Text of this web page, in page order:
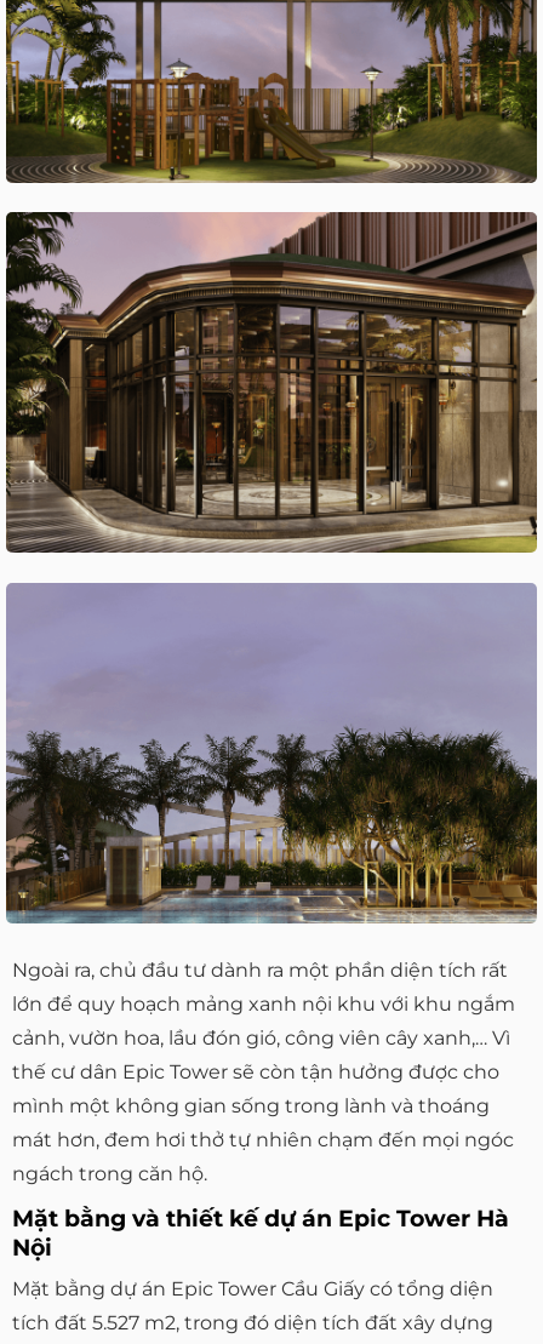
Ngoài ra, chủ đầu tư dành ra một phần diện tích rất
lớn để quy hoạch mảng xanh nội khu với khu ngắm
cảnh, vườn hoa, lầu đón gió, công viên cây xanh,… Vì
thế cư dân Epic Tower sẽ còn tận hưởng được cho
mình một không gian sống trong lành và thoáng
mát hơn, đem hơi thở tự nhiên chạm đến mọi ngóc
ngách trong căn hộ.
Mặt bằng và thiết kế dự án Epic Tower Hà
Nội
Mặt bằng dự án Epic Tower Cầu Giấy có tổng diện
tích đất 5.527 m2, trong đó diện tích đất xây dựng